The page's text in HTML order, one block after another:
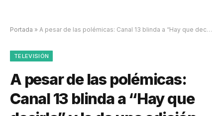
Portada » A pesar de las polémicas: Canal 13 blinda a “Hay que decirlo” y le da una edición prime
TELEVISIÓN
A pesar de las polémicas:
Canal 13 blinda a “Hay que